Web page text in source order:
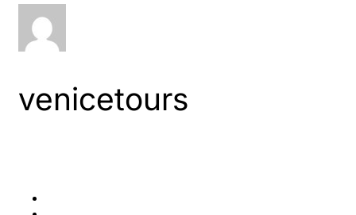
venicetours